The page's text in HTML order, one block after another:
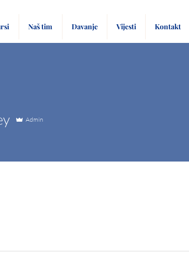
Naš tim Davanje Vijesti Kontakt
Admin